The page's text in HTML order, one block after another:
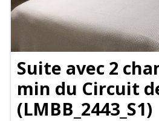
Suite avec 2
min du Circuit
(LMBB_2443_S1)